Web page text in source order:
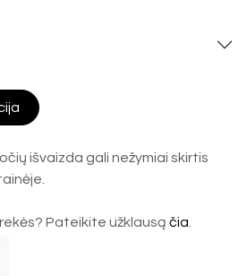
išvaizda gali nežymiai skirtis
Pateikite užklausą čia